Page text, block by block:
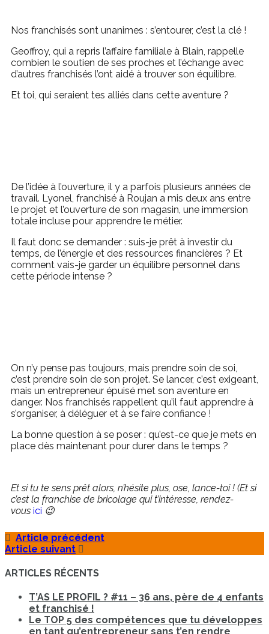
Nos franchisés sont unanimes : s’entourer, c’est la clé !
Geoffroy, qui a repris l’affaire familiale à Blain, rappelle
combien le soutien de ses proches et l’échange avec
d’autres franchisés l’ont aidé à trouver son équilibre.
Et toi, qui seraient tes alliés dans cette aventure ?
De l’idée à l’ouverture, il y a parfois plusieurs années de
travail. Lyonel, franchisé à Roujan a mis deux ans entre
le projet et l’ouverture de son magasin, une immersion
totale incluse pour apprendre le métier.
Il faut donc se demander : suis-je prêt à investir du
temps, de l’énergie et des ressources financières ? Et
comment vais-je garder un équilibre personnel dans
cette période intense ?
On n’y pense pas toujours, mais prendre soin de soi,
c’est prendre soin de son projet. Se lancer, c’est exigeant,
mais un entrepreneur épuisé met son aventure en
danger. Nos franchisés rappellent qu’il faut apprendre à
s’organiser, à déléguer et à se faire confiance !
La bonne question à se poser : qu’est-ce que je mets en
place dès maintenant pour durer dans le temps ?
Et si tu te sens prêt alors, n’hésite plus, ose, lance-toi ! (Et si
c’est la franchise de bricolage qui t’intéresse, rendez-
vous ici 😉
Article précédent
Article suivant
ARTICLES RÉCENTS
T’AS LE PROFIL ? #11 – 36 ans, père de 4 enfants
et franchisé !
Le TOP 5 des compétences que tu développes
en tant qu’entrepreneur sans t’en rendre